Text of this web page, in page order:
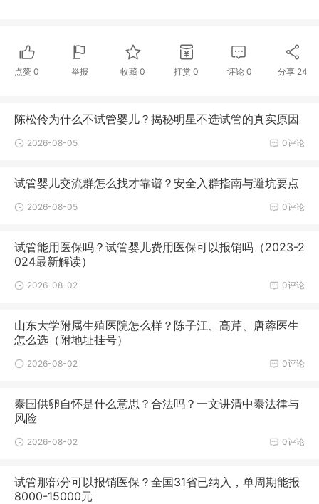
点赞 0 举报 收藏0 打赏 0 评论 0 分享 24
陈松伶为什么不试管婴儿？揭秘明星不选试管的真实原因
0评论
2026-08-05
试管婴儿交流群怎么找才靠谱？安全入群指南与避坑要点
0评论
2026-08-05
试管能用医保吗？试管婴儿费用医保可以报销吗（2023-2
024最新解读）
0评论
2026-08-02
山东大学附属生殖医院怎么样？陈子江、高芹、唐蓉医生
怎么选（附地址挂号）
0评论
2026-08-02
泰国供卵自怀是什么意思？合法吗？一文讲清中泰法律与
风险
0评论
2026-08-02
试管那部分可以报销医保？全国31省已纳入，单周期能报
8000-15000元